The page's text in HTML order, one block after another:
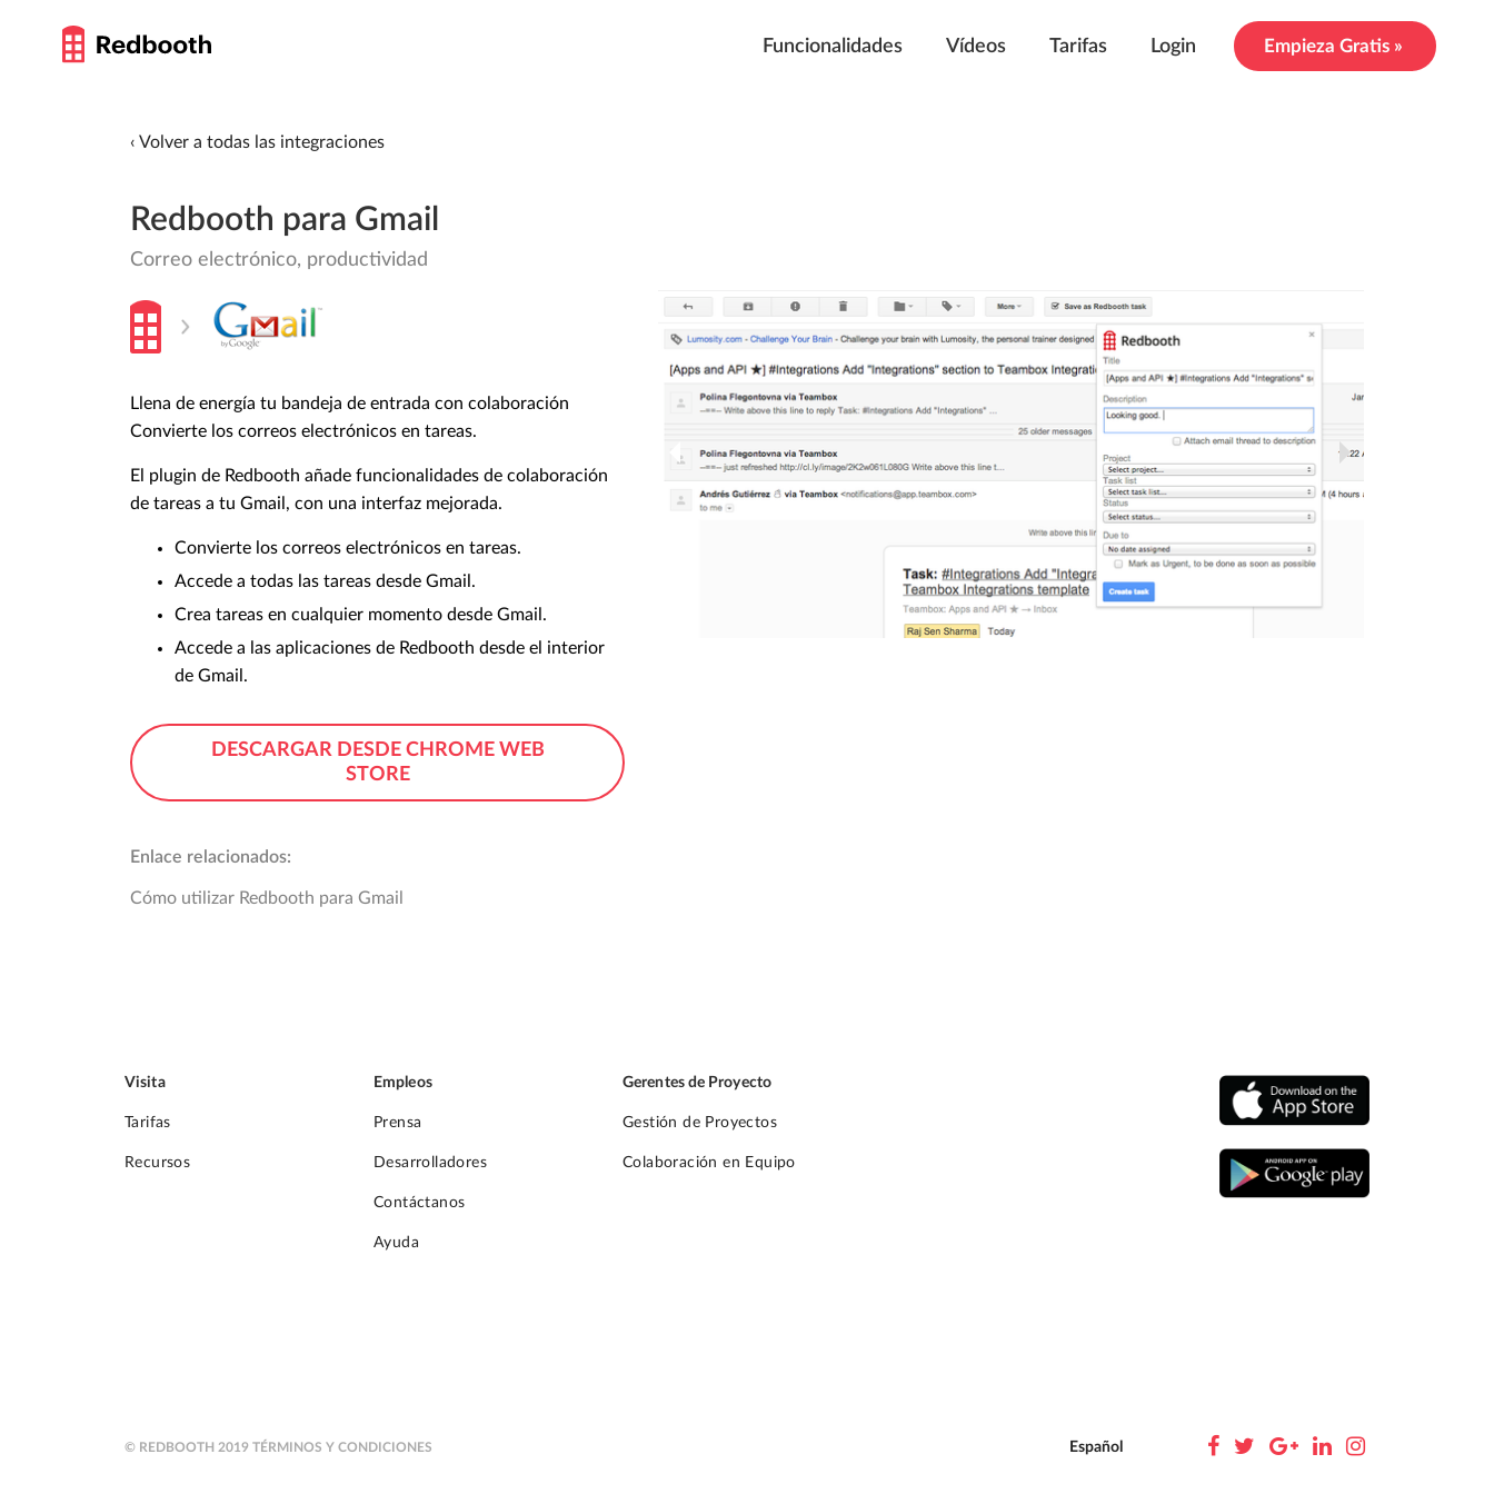
Funcionalidades Vídeos Tarifas Login Empieza Gratis »
‹ Volver a todas las integraciones
Redbooth para Gmail
Correo electrónico, productividad
Llena de energía tu bandeja de entrada con colaboración
Convierte los correos electrónicos en tareas.
El plugin de Redbooth añade funcionalidades de colaboración
de tareas a tu Gmail, con una interfaz mejorada.
Convierte los correos electrónicos en tareas.
Accede a todas las tareas desde Gmail.
Crea tareas en cualquier momento desde Gmail.
Accede a las aplicaciones de Redbooth desde el interior
de Gmail.
DESCARGAR DESDE CHROME WEB
STORE
Enlace relacionados:
Cómo utilizar Redbooth para Gmail
Visita
Tarifas
Recursos
Empleos
Prensa
Desarrolladores
Contáctanos
Ayuda
Gerentes de Proyecto
Gestión de Proyectos
Colaboración en Equipo
© REDBOOTH 2019 TÉRMINOS Y CONDICIONES Español